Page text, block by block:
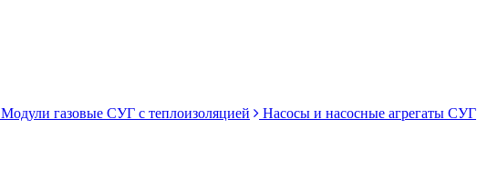
Модули газовые СУГ с теплоизоляцией Насосы и насосные агрегаты СУГ